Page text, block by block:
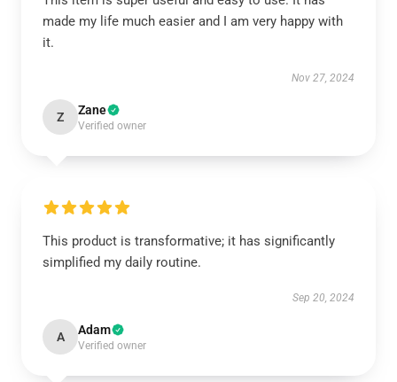
made my life much easier and I am very happy with
it.
Nov 27, 2024
Z Zane
Verified owner
This product is transformative; it has significantly
simplified my daily routine.
Sep 20, 2024
A Adam
Verified owner